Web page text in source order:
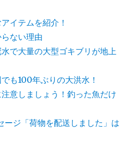
イテムを紹介！
ない理由
で大量の大型ゴキブリが地上
も100年ぶりの大洪水！
意しましょう！釣った魚だけ
ジ「荷物を配送しました」は